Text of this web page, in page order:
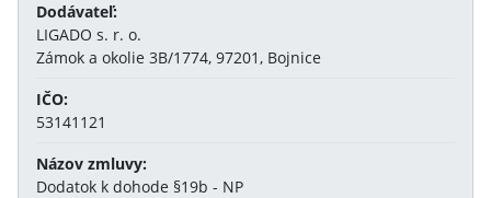
Dodávateľ:
LIGADO s. r. o.
Zámok a okolie 3B/1774, 97201, Bojnice
IČO:
53141121
Názov zmluvy:
Dodatok k dohode §19b - NP